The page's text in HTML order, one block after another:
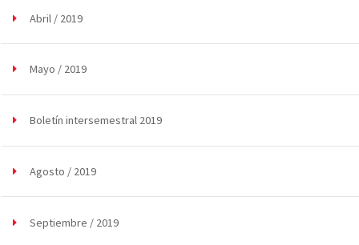
Abril / 2019
Mayo / 2019
Boletín intersemestral 2019
Agosto / 2019
Septiembre / 2019